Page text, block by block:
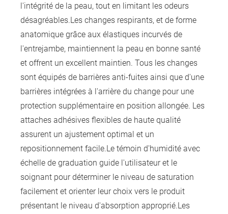
l'intégrité de la peau, tout en limitant les odeurs
désagréables.Les changes respirants, et de forme
anatomique grâce aux élastiques incurvés de
l'entrejambe, maintiennent la peau en bonne santé
et offrent un excellent maintien. Tous les changes
sont équipés de barrières anti-fuites ainsi que d'une
barrières intégrées à l'arrière du change pour une
protection supplémentaire en position allongée. Les
attaches adhésives flexibles de haute qualité
assurent un ajustement optimal et un
repositionnement facile.Le témoin d'humidité avec
échelle de graduation guide l'utilisateur et le
soignant pour déterminer le niveau de saturation
facilement et orienter leur choix vers le produit
présentant le niveau d'absorption approprié.Les